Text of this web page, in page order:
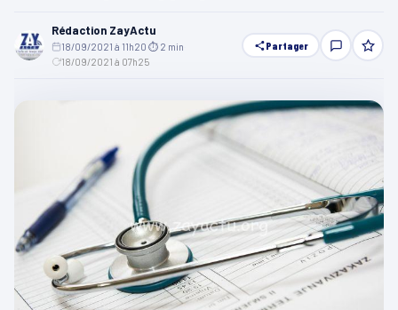
Rédaction ZayActu
18/09/2021 à 11h20 ⏱ 2 min
18/09/2021 à 07h25
Partager